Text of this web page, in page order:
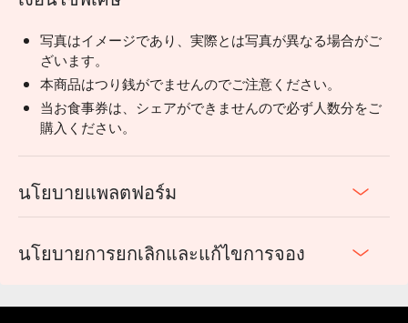
写真はイメージであり、実際とは写真が異なる場合がご
ざいます。
本商品はつり銭がでませんのでご注意ください。
当お食事券は、シェアができませんので必ず人数分をご
購入ください。
นโยบายแพลตฟอร์ม
นโยบายการยกเลิกและแก้ไขการจอง